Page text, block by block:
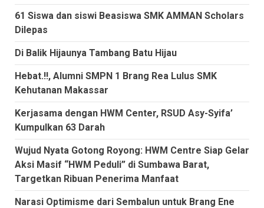
61 Siswa dan siswi Beasiswa SMK AMMAN Scholars
Dilepas
Di Balik Hijaunya Tambang Batu Hijau
Hebat.!!, Alumni SMPN 1 Brang Rea Lulus SMK
Kehutanan Makassar
Kerjasama dengan HWM Center, RSUD Asy-Syifa’
Kumpulkan 63 Darah
Wujud Nyata Gotong Royong: HWM Centre Siap Gelar
Aksi Masif “HWM Peduli” di Sumbawa Barat,
Targetkan Ribuan Penerima Manfaat
Narasi Optimisme dari Sembalun untuk Brang Ene